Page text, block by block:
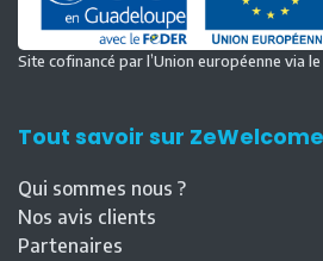
Site cofinancé par l’Union européenne via
Tout savoir sur ZeWelcome
Qui sommes nous ?
Nos avis clients
Partenaires